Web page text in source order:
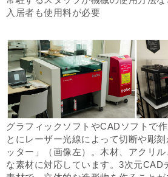
入居者も使用料が必要
グラフィックソフトやCADソフトで
とにレーザー光線によって切断や彫
ッター」（画像左）。木材、アクリ
な素材に対応しています。3次元CAD